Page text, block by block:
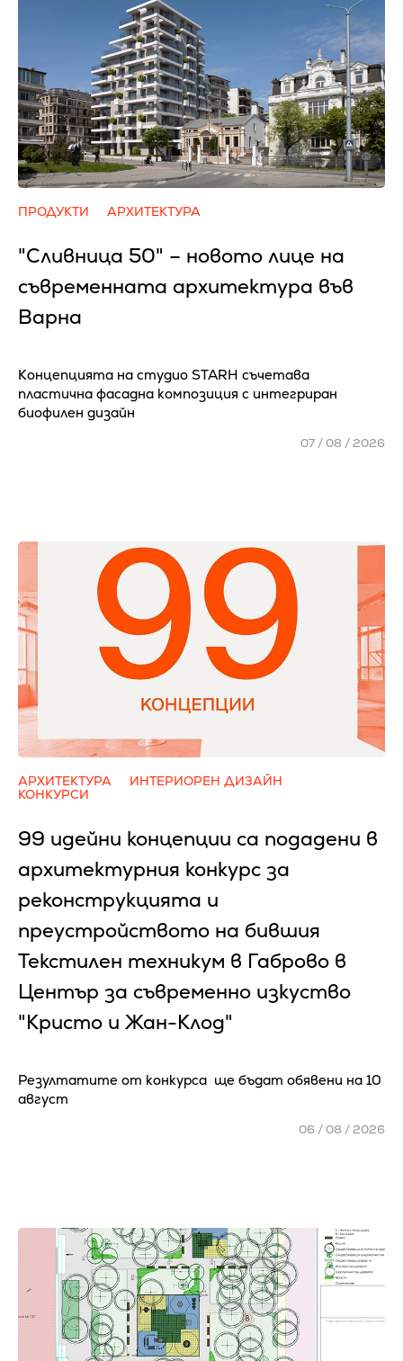
ПРОДУКТИ АРХИТЕКТУРА
"Сливница 50" – новото лице на
съвременната архитектура във
Варна
Концепцията на студио STARH съчетава
пластична фасадна композиция с интегриран
биофилен дизайн
07 / 08 / 2026
АРХИТЕКТУРА
ИНТЕРИОРЕН ДИЗАЙН
КОНКУРСИ
99 идейни концепции са подадени в
архитектурния конкурс за
реконструкцията и
преустройството на бившия
Текстилен техникум в Габрово в
Център за съвременно изкуство
"Кристо и Жан-Клод"
Резултатите от конкурса ще бъдат обявени на 10
август
06 / 08 / 2026